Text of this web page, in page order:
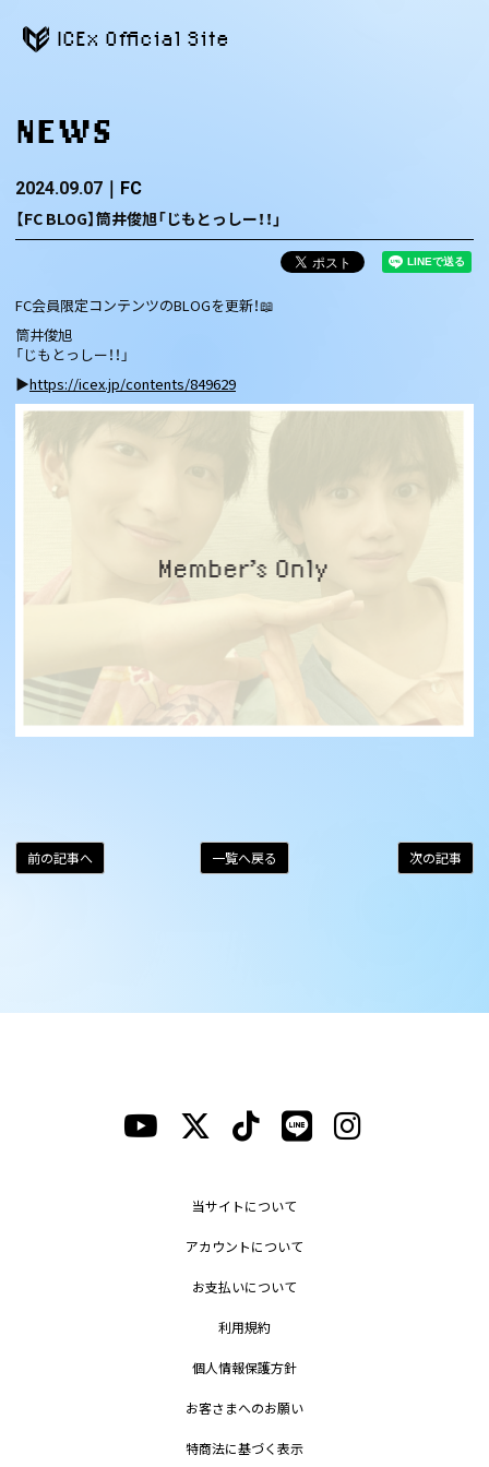
ICEx Official Site
NEWS
2024.09.07 FC
【FC BLOG】筒井俊旭「じもとっしー！！」
FC会員限定コンテンツのBLOGを更新！📖
筒井俊旭
「じもとっしー！！」
▶https://icex.jp/contents/849629
次の記事
一覧へ戻る
前の記事へ
当サイトについて
アカウントについて
お支払いについて
利用規約
個人情報保護方針
お客さまへのお願い
特商法に基づく表示